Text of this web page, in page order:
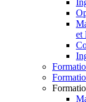
et